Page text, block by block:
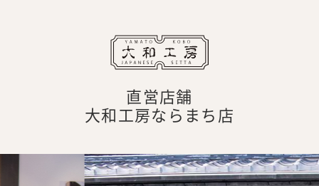
直営店舗
大和工房ならまち店